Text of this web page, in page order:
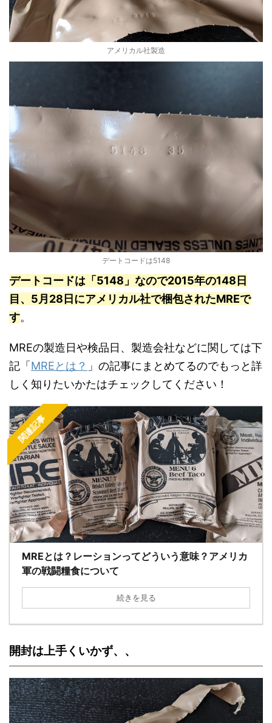
アメリカル社製造
デートコードは5148
デートコードは「5148」なので2015年の148日
目、5月28日にアメリカル社で梱包されたMREで
す。
MREの製造日や検品日、製造会社などに関しては下
記「 MREとは？ 」の記事にまとめてるのでもっと詳
しく知りたいかたはチェックしてください！
関連記事
MREとは？レーションってどういう意味？アメリカ
軍の戦闘糧食について
続きを見る
開封は上手くいかず、、